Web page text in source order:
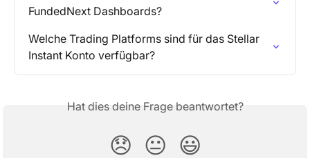
FundedNext Dashboards?
Welche Trading Platforms sind für das Stellar
Instant Konto verfügbar?
Hat dies deine Frage beantwortet?
😞 😐 😃